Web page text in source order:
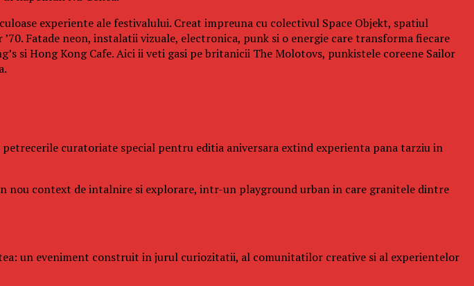
experiente ale festivalului. Creat impreuna cu colectivul Space Objekt, spatiul
Fatade neon, instalatii vizuale, electronica, punk si o energie care transforma fiecare
si Hong Kong Cafe. Aici ii veti gasi pe britanicii The Molotovs, punkistele coreene Sailor
curatoriate special pentru editia aniversara extind experienta pana tarziu in
nou context de intalnire si explorare, intr-un playground urban in care granitele dintre
un eveniment construit in jurul curiozitatii, al comunitatilor creative si al experientelor